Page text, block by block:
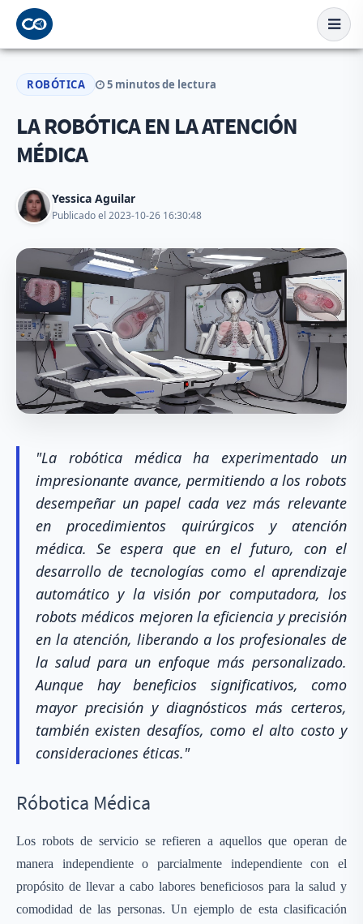
ROBÓTICA 5 minutos de lectura
LA ROBÓTICA EN LA ATENCIÓN
MÉDICA
Yessica Aguilar
Publicado el 2023-10-26 16:30:48
"La robótica médica ha experimentado un
impresionante avance, permitiendo a los robots
desempeñar un papel cada vez más relevante
en procedimientos quirúrgicos y atención
médica. Se espera que en el futuro, con el
desarrollo de tecnologías como el aprendizaje
automático y la visión por computadora, los
robots médicos mejoren la eficiencia y precisión
en la atención, liberando a los profesionales de
la salud para un enfoque más personalizado.
Aunque hay beneficios significativos, como
mayor precisión y diagnósticos más certeros,
también existen desafíos, como el alto costo y
consideraciones éticas."
Róbotica Médica
Los robots de servicio se refieren a aquellos que operan de
manera independiente o parcialmente independiente con el
propósito de llevar a cabo labores beneficiosos para la salud y
comodidad de las personas. Un ejemplo de esta clasificación